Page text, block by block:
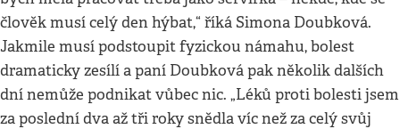
člověk musí celý den hýbat,“ říká Simona Doubková.
Jakmile musí podstoupit fyzickou námahu, bolest
dramaticky zesílí a paní Doubková pak několik dalších
dní nemůže podnikat vůbec nic. „Léků proti bolesti jsem
za poslední dva až tři roky snědla víc než za celý svůj